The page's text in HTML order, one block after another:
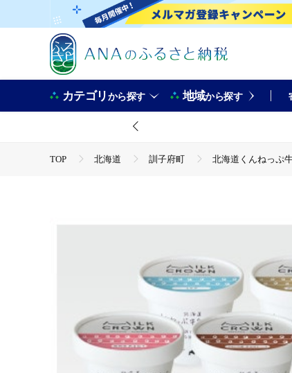
カテゴリから探す 地域から探す
TOP 北海道 訓子府町 北海道くんねっぷ